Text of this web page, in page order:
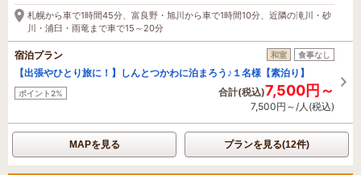
札幌から車で1時間45分、富良野・旭川から車で1時間10分、近隣の滝川・砂
川・浦臼・雨竜まで車で15～20分
宿泊プラン 和室 食事なし
【出張やひとり旅に！】しんとつかわに泊まろう♪１名様【素泊り】
ポイント2% 合計(税込)7,500円～
7,500円～/人(税込)
MAPを見る プランを見る(12件)